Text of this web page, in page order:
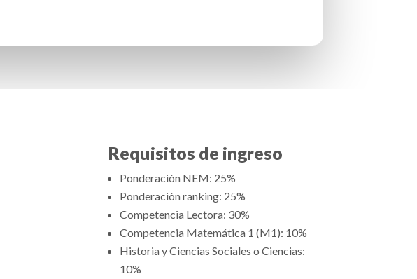
Requisitos de ingreso
Ponderación NEM: 25%
Ponderación ranking: 25%
Competencia Lectora: 30%
Competencia Matemática 1 (M1): 10%
Historia y Ciencias Sociales o Ciencias:
10%